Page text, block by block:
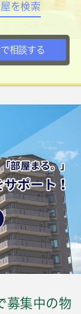
を検索
相談する
募集中の物